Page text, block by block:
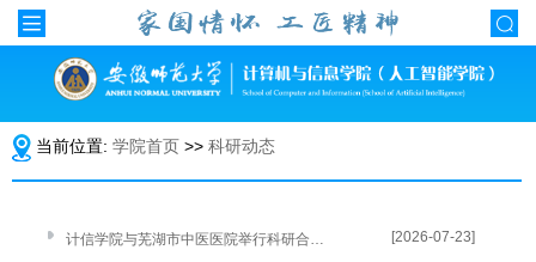
当前位置: 学院首页 >> 科研动态
计信学院与芜湖市中医医院举行科研合作交流会 [2026-07-23]